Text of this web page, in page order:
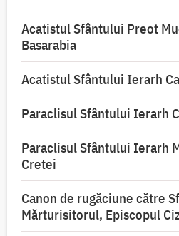
Acatistul Sfântului Preot
Basarabia
Acatistul Sfântului Ierarh
Paraclisul Sfântului Ierarh
Paraclisul Sfântului Ierarh
Cretei
Canon de rugăciune către
Mărturisitorul, Episcopul